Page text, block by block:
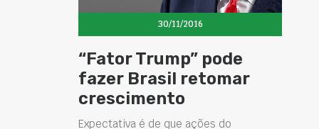
30/11/2016
“Fator Trump” pode
fazer Brasil retomar
crescimento
Expectativa é de que ações do